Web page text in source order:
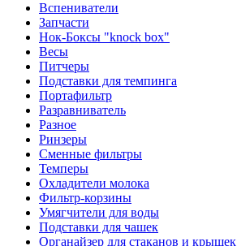
Вспениватели
Запчасти
Нок-Боксы "knock box"
Весы
Питчеры
Подставки для темпинга
Портафильтр
Разравниватель
Разное
Ринзеры
Сменные фильтры
Темперы
Охладители молока
Фильтр-корзины
Умягчители для воды
Подставки для чашек
Органайзер для стаканов и крышек